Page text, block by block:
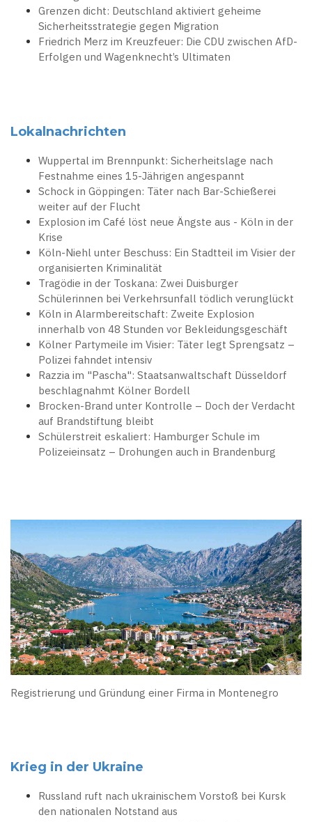
Grenzen dicht: Deutschland aktiviert geheime
Sicherheitsstrategie gegen Migration
Friedrich Merz im Kreuzfeuer: Die CDU zwischen AfD-
Erfolgen und Wagenknecht’s Ultimaten
Lokalnachrichten
Wuppertal im Brennpunkt: Sicherheitslage nach
Festnahme eines 15-Jährigen angespannt
Schock in Göppingen: Täter nach Bar-Schießerei
weiter auf der Flucht
Explosion im Café löst neue Ängste aus - Köln in der
Krise
Köln-Niehl unter Beschuss: Ein Stadtteil im Visier der
organisierten Kriminalität
Tragödie in der Toskana: Zwei Duisburger
Schülerinnen bei Verkehrsunfall tödlich verunglückt
Köln in Alarmbereitschaft: Zweite Explosion
innerhalb von 48 Stunden vor Bekleidungsgeschäft
Kölner Partymeile im Visier: Täter legt Sprengsatz –
Polizei fahndet intensiv
Razzia im "Pascha": Staatsanwaltschaft Düsseldorf
beschlagnahmt Kölner Bordell
Brocken-Brand unter Kontrolle – Doch der Verdacht
auf Brandstiftung bleibt
Schülerstreit eskaliert: Hamburger Schule im
Polizeieinsatz – Drohungen auch in Brandenburg
Registrierung und Gründung einer Firma in Montenegro
Krieg in der Ukraine
Russland ruft nach ukrainischem Vorstoß bei Kursk
den nationalen Notstand aus